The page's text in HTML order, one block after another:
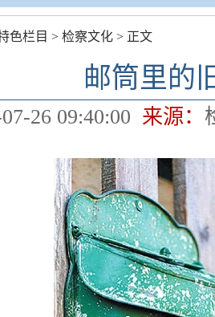
色栏目 > 检察文化 > 正文
邮筒里的
26 09:40:00 来源：